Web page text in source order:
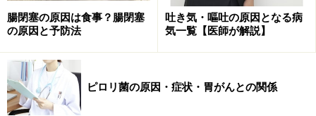
頭の病気や内耳の病気、咽頭の刺激に加えて、不安や恐
怖、ストレスによるものなど。
くも膜下出血
脳出血
脳腫瘍
腸閉塞の原因は食事？腸閉塞
の原因と予防法
吐き気・嘔吐の原因となる病
気一覧【医師が解説】
ピロリ菌の原因・症状・胃がんとの関係